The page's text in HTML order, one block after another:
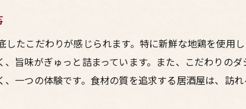
家族の絆を深める親子丼の時間
梅田で親子丼を楽しむなら鶏料理専門居酒屋
たこだわりが感じられます。特に新鮮な地鶏を使用
旨味がぎゅっと詰まっています。また、こだわりの
一つの体験です。食材の質を追求する居酒屋は、訪